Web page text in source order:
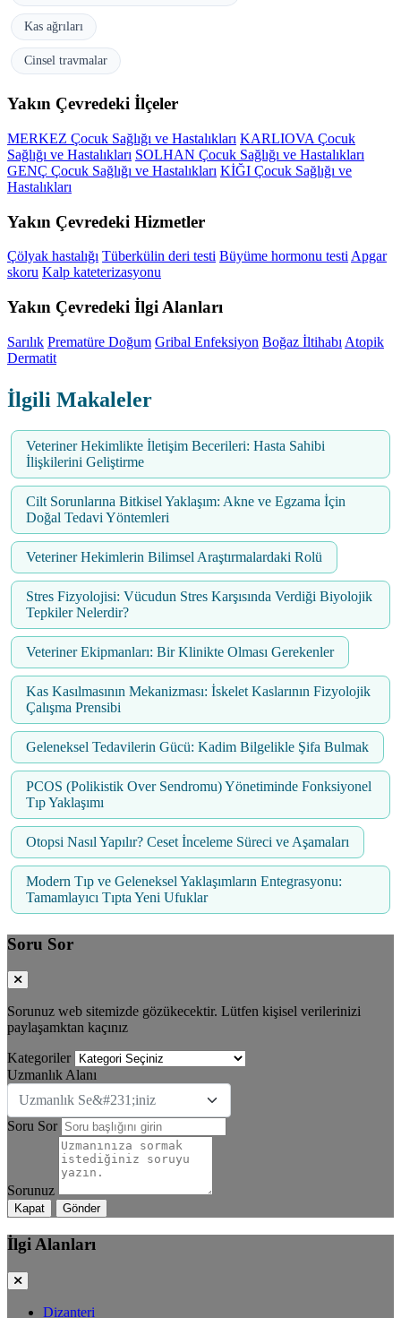
Kas ağrıları
Cinsel travmalar
Yakın Çevredeki İlçeler
MERKEZ Çocuk Sağlığı ve Hastalıkları KARLIOVA Çocuk
Sağlığı ve Hastalıkları SOLHAN Çocuk Sağlığı ve Hastalıkları
GENÇ Çocuk Sağlığı ve Hastalıkları KİĞI Çocuk Sağlığı ve
Hastalıkları
Yakın Çevredeki Hizmetler
Çölyak hastalığı Tüberkülin deri testi Büyüme hormonu testiApgar
skoru Kalp kateterizasyonu
Yakın Çevredeki İlgi Alanları
Sarılık Prematüre Doğum Gribal Enfeksiyon Boğaz İltihabı Atopik
Dermatit
İlgili Makaleler
Veteriner Hekimlikte İletişim Becerileri: Hasta Sahibi
İlişkilerini Geliştirme
Cilt Sorunlarına Bitkisel Yaklaşım: Akne ve Egzama İçin
Doğal Tedavi Yöntemleri
Veteriner Hekimlerin Bilimsel Araştırmalardaki Rolü
Stres Fizyolojisi: Vücudun Stres Karşısında Verdiği Biyolojik
Tepkiler Nelerdir?
Veteriner Ekipmanları: Bir Klinikte Olması Gerekenler
Kas Kasılmasının Mekanizması: İskelet Kaslarının Fizyolojik
Çalışma Prensibi
Geleneksel Tedavilerin Gücü: Kadim Bilgelikle Şifa Bulmak
PCOS (Polikistik Over Sendromu) Yönetiminde Fonksiyonel
Tıp Yaklaşımı
Otopsi Nasıl Yapılır? Ceset İnceleme Süreci ve Aşamaları
Modern Tıp ve Geleneksel Yaklaşımların Entegrasyonu:
Tamamlayıcı Tıpta Yeni Ufuklar
Soru Sor
Sorunuz web sitemizde gözükecektir. Lütfen kişisel verilerinizi
paylaşamktan kaçınız
Kategoriler
Uzmanlık Alanı
Uzmanlık Se&#231;iniz
Soru Sor
Sorunuz
Kapat Gönder
İlgi Alanları
Dizanteri